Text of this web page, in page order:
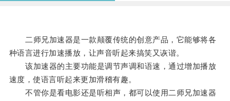
二师兄加速器是一款颠覆传统的创意产品，它能够将各
种语言进行加速播放，让声音听起来搞笑又诙谐。
该加速器的主要功能是调节声调和语速，通过增加播放
速度，使语言听起来更加滑稽有趣。
不管你是看电影还是听相声，都可以使用二师兄加速器